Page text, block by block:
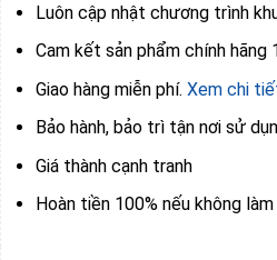
Luôn cập nhật chương trình
Cam kết sản phẩm chính hãng
Giao hàng miễn phí. Xem chi
Bảo hành, bảo trì tận nơi sử
Giá thành cạnh tranh
Hoàn tiền 100% nếu không